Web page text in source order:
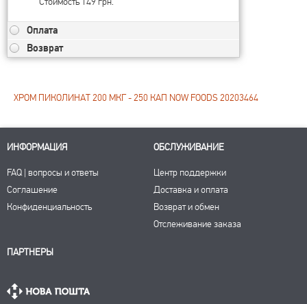
Оплата
Возврат
ХРОМ ПИКОЛИНАТ 200 МКГ - 250 КАП NOW FOODS 20203464
ИНФОРМАЦИЯ
FAQ | вопросы и ответы
Соглашение
Конфиденциальность
ОБСЛУЖИВАНИЕ
Центр поддержки
Доставка и оплата
Возврат и обмен
Отслеживание заказа
ПАРТНЕРЫ